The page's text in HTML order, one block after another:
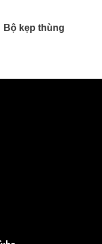
Bộ kẹp thùng